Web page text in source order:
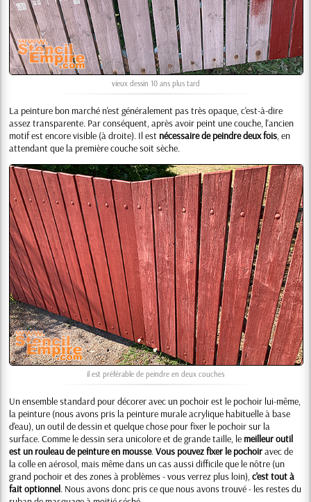
vieux dessin 10 ans plus tard
La peinture bon marché n'est généralement pas très opaque, c'est-à-dire
assez transparente. Par conséquent, après avoir peint une couche, l'ancien
motif est encore visible (à droite). Il est nécessaire de peindre deux fois, en
attendant que la première couche soit sèche.
il est préférable de peindre en deux couches
Un ensemble standard pour décorer avec un pochoir est le pochoir lui-même,
la peinture (nous avons pris la peinture murale acrylique habituelle à base
d'eau), un outil de dessin et quelque chose pour fixer le pochoir sur la
surface. Comme le dessin sera unicolore et de grande taille, le meilleur outil
est un rouleau de peinture en mousse.Vous pouvez fixer le pochoiravec de
la colle en aérosol, mais même dans un cas aussi difficile que le nôtre (un
grand pochoir et des zones à problèmes - vous verrez plus loin),c'est tout à
fait optionnel. Nous avons donc pris ce que nous avons trouvé - les restes du